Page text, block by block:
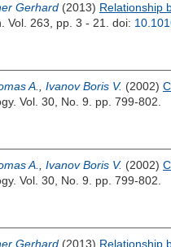
Gerhard (2013) Relationship
Vol. 263, pp. 3 - 21. doi:
A. Ivanov Boris V. (2002)
Vol. 30, No. 9. pp. 799-802.
A. Ivanov Boris V. (2002)
Vol. 30, No. 9. pp. 799-802.
Gerhard (2013) Relationship